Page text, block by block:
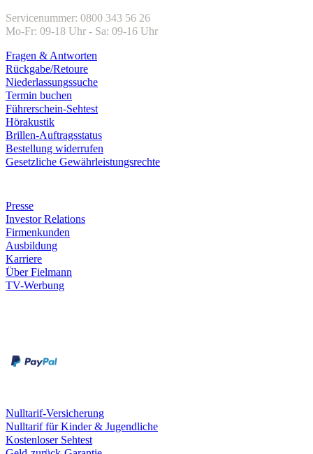
Servicenummer: 0800 343 56 26
Mo-Fr: 09-18 Uhr - Sa: 09-16 Uhr
Fragen & Antworten
Rückgabe/Retoure
Niederlassungssuche
Termin buchen
Führerschein-Sehtest
Hörakustik
Brillen-Auftragsstatus
Bestellung widerrufen
Gesetzliche Gewährleistungsrechte
Presse
Investor Relations
Firmenkunden
Ausbildung
Karriere
Über Fielmann
TV-Werbung
Nulltarif-Versicherung
Nulltarif für Kinder & Jugendliche
Kostenloser Sehtest